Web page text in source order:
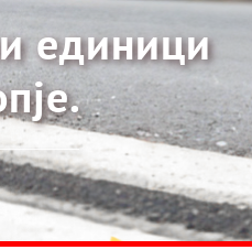
единици